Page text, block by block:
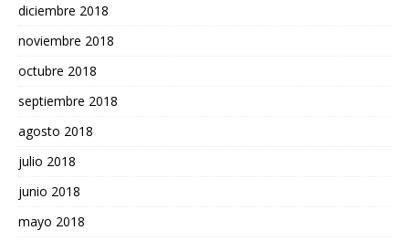
diciembre 2018
noviembre 2018
octubre 2018
septiembre 2018
agosto 2018
julio 2018
junio 2018
mayo 2018